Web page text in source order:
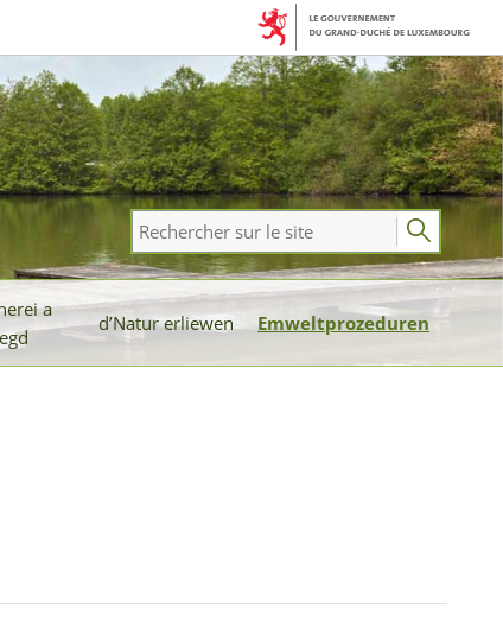
a
d’Natur erliewen Emweltprozeduren
Rechercher
sur
le
site